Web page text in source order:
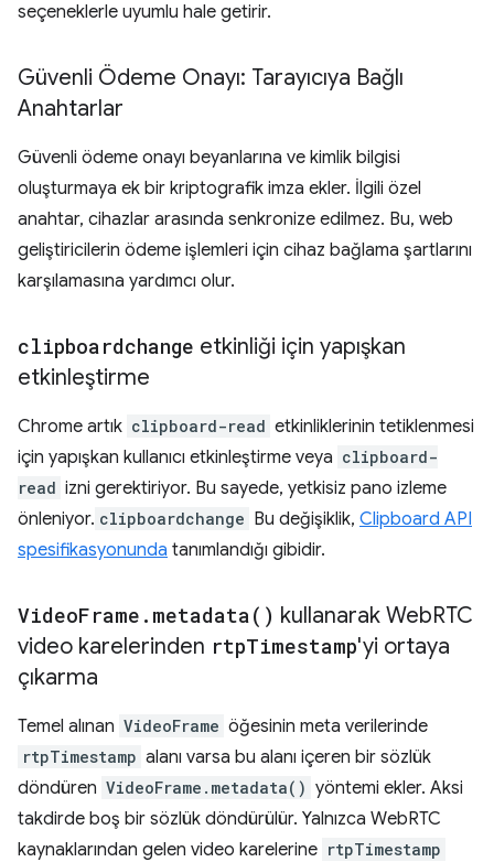
seçeneklerle uyumlu hale getirir.
Güvenli Ödeme Onayı: Tarayıcıya Bağlı
Anahtarlar
Güvenli ödeme onayı beyanlarına ve kimlik bilgisi
oluşturmaya ek bir kriptografik imza ekler. İlgili özel
anahtar, cihazlar arasında senkronize edilmez. Bu, web
geliştiricilerin ödeme işlemleri için cihaz bağlama şartlarını
karşılamasına yardımcı olur.
clipboardchange etkinliği için yapışkan
etkinleştirme
Chrome artık clipboard-read etkinliklerinin tetiklenmesi
için yapışkan kullanıcı etkinleştirme veya clipboard-
read izni gerektiriyor. Bu sayede, yetkisiz pano izleme
önleniyor. clipboardchange Bu değişiklik, Clipboard API
spesifikasyonunda tanımlandığı gibidir.
VideoFrame . metadata( ) kullanarak WebRTC
video karelerinden rtpTimestamp'yi ortaya
çıkarma
Temel alınan VideoFrame öğesinin meta verilerinde
rtpTimestamp alanı varsa bu alanı içeren bir sözlük
döndüren VideoFrame.metadata() yöntemi ekler. Aksi
takdirde boş bir sözlük döndürülür. Yalnızca WebRTC
kaynaklarından gelen video karelerine rtpTimestamp